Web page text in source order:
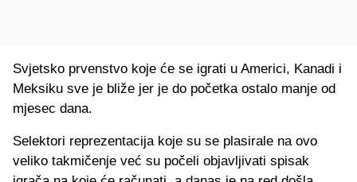
Svjetsko prvenstvo koje će se igrati u Americi, Kanadi i
Meksiku sve je bliže jer je do početka ostalo manje od
mjesec dana.
Selektori reprezentacija koje su se plasirale na ovo
veliko takmičenje već su počeli objavljivati spisak